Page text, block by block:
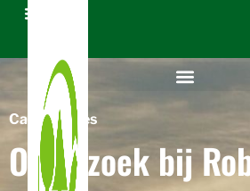
Case Studies
Op bezoek bij